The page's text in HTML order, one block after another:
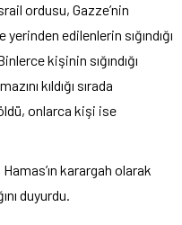
ordusu, Gazze’nin
edilenlerin sığındığı
kişinin sığındığı
kıldığı sırada
onlarca kişi ise
karargah olarak
duyurdu.